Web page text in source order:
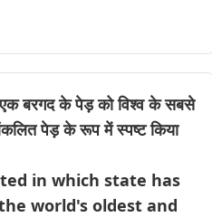
बरगद के पेड़ को विश्व के सबसे
पेड़ के रूप में स्पष्ट किया
in which state has
world's oldest and